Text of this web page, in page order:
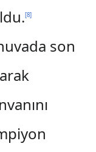
[8]
son